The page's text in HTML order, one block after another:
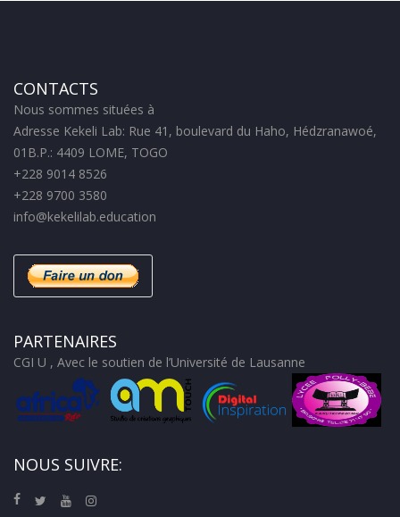
CONTACTS
Nous sommes situées à
Adresse Kekeli Lab: Rue 41, boulevard du Haho, Hédzranawoé,
01B.P.: 4409 LOME, TOGO
+228 9014 8526
+228 9700 3580
info@kekelilab.education
PARTENAIRES
CGI U , Avec le soutien de l’Université de Lausanne
NOUS SUIVRE: